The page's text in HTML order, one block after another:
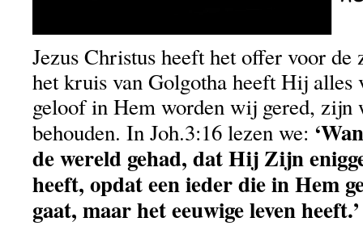
Jezus Christus heeft het offer voor de
het kruis van Golgotha heeft Hij alles
geloof in Hem worden wij gered, zijn
behouden. In Joh.3:16 lezen we:
de wereld gehad, dat Hij Zijn
heeft, opdat een ieder die in Hem
gaat, maar het eeuwige leven heeft.’